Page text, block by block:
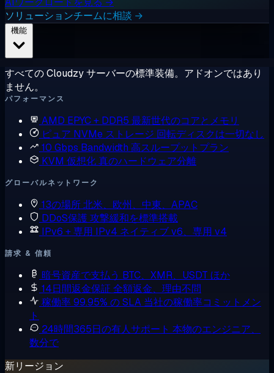
ソリューションチームに相談 →
すべての Cloudzy サーバーの標準装備。アドオンではあり
ません。
パフォーマンス
AMD EPYC + DDR5 最新世代のコアとメモリ
ピュア NVMe ストレージ 回転ディスクは一切なし
10 Gbps Bandwidth 高スループットプラン
KVM 仮想化真のハードウェア分離
グローバルネットワーク
13の場所北米、欧州、中東、APAC
DDoS保護攻撃緩和を標準搭載
IPv6 + 専用 IPv4 ネイティブ v6、専用 v4
請求 & 信頼
暗号資産で支払う BTC、XMR、USDT ほか
14日間返金保証 全額返金、理由不問
稼働率 99.95% の SLA 当社の稼働率コミットメン
ト
24時間365日の有人サポート 本物のエンジニア、
数分で
新リージョン